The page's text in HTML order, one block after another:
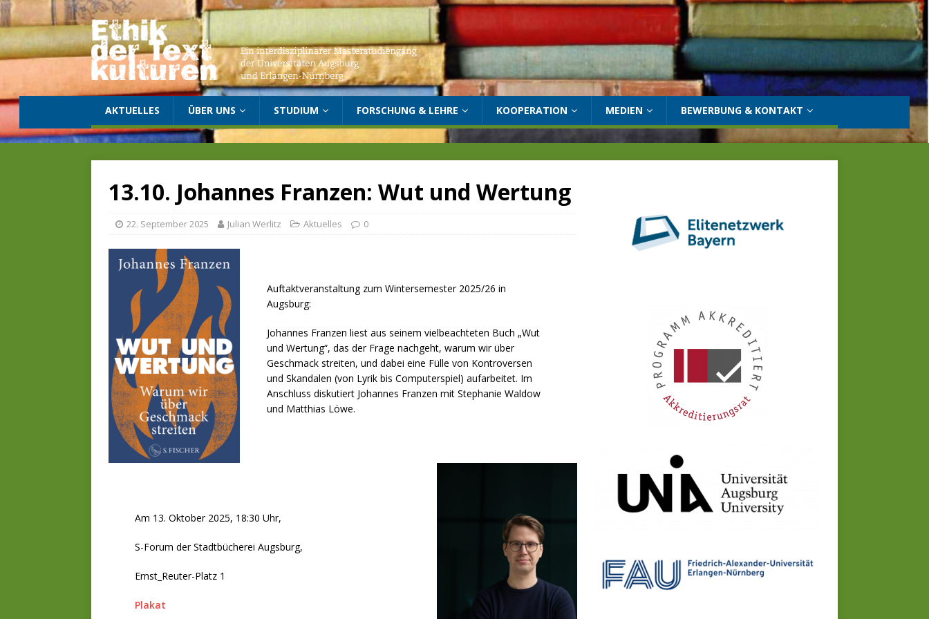
AKTUELLES ÜBER UNS STUDIUM FORSCHUNG & LEHRE KOOPERATION MEDIEN BEWERBUNG & KONTAKT
13.10. Johannes Franzen: Wut und Wertung
22. September 2025 Julian Werlitz Aktuelles 0
Auftaktveranstaltung zum Wintersemester 2025/26 in
Augsburg:
Johannes Franzen liest aus seinem vielbeachteten Buch „Wut
und Wertung“, das der Frage nachgeht, warum wir über
Geschmack streiten, und dabei eine Fülle von Kontroversen
und Skandalen (von Lyrik bis Computerspiel) aufarbeitet. Im
Anschluss diskutiert Johannes Franzen mit Stephanie Waldow
und Matthias Löwe.
Am 13. Oktober 2025, 18:30 Uhr,
S-Forum der Stadtbücherei Augsburg,
Ernst_Reuter-Platz 1
Plakat